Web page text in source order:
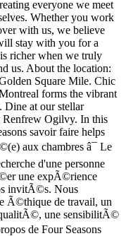
everyone we meet
Whether you work
with us, we believe
stay with you for a
richer when we truly
us. About the location:
Square Mile. Chic
forms the vibrant
Dine at our stellar
Renfrew Ogilvy. In this
savoir faire helps
aux chambres â¯ Le
d'une personne
une expÃ©rience
invitÃ©s. Nous
Ã©thique de travail, un
une sensibilitÃ©
de Four Seasons